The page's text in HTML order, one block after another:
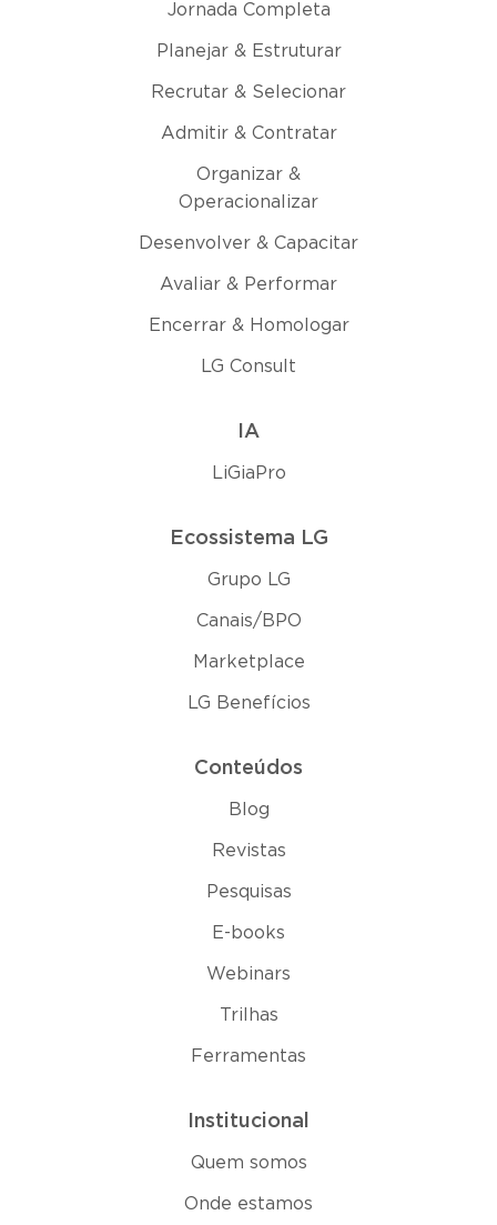
Jornada Completa
Planejar & Estruturar
Recrutar & Selecionar
Admitir & Contratar
Organizar &
Operacionalizar
Desenvolver & Capacitar
Avaliar & Performar
Encerrar & Homologar
LG Consult
IA
LiGiaPro
Ecossistema LG
Grupo LG
Canais/BPO
Marketplace
LG Benefícios
Conteúdos
Blog
Revistas
Pesquisas
E-books
Webinars
Trilhas
Ferramentas
Institucional
Quem somos
Onde estamos